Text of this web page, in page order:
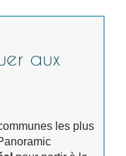
aux
les plus